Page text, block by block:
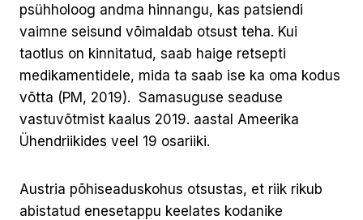
psühholoog andma hinnangu, kas patsiendi
vaimne seisund võimaldab otsust teha. Kui
taotlus on kinnitatud, saab haige retsepti
medikamentidele, mida ta saab ise ka oma kodus
võtta (PM, 2019). Samasuguse seaduse
vastuvõtmist kaalus 2019. aastal Ameerika
Ühendriikides veel 19 osariiki.
Austria põhiseaduskohus otsustas, et riik rikub
abistatud enesetappu keelates kodanike